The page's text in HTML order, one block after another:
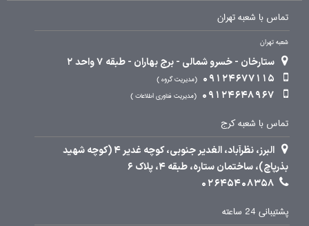
تماس با شعبه تهران
شعبه تهران
ستارخان - خسرو شمالی - برج بهاران - طبقه 7 واحد 2
09124677115
مدیریت گروه
09124648967 مدیریت فناوری اطلاعات
تماس با شعبه کرج
البرز، نظرآباد، الغدیر جنوبی، کوچه غدیر 4 (کوچه شهید
بذرپاچ)، ساختمان ستاره، طبقه 4، پلاک 6
02645408358
پشتیبانی 24 ساعته